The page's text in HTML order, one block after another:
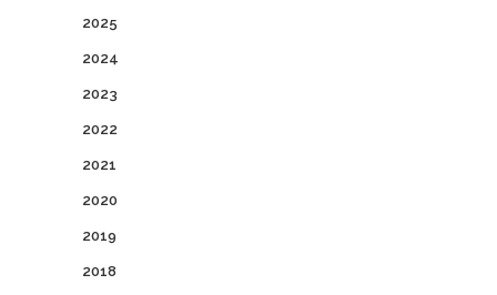
2025
2024
2023
2022
2021
2020
2019
2018